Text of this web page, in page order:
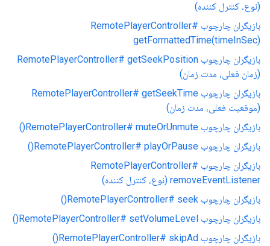
(نوع، کنترل کننده)
بازیگران چارچوب RemotePlayerController#
getFormattedTime(timeInSec)
بازیگران چارچوب RemotePlayerController# getSeekPosition
(زمان فعلی، مدت زمان)
بازیگران چارچوب RemotePlayerController# getSeekTime
(موقعیت فعلی، مدت زمان)
بازیگران چارچوب RemotePlayerController# muteOrUnmute()
بازیگران چارچوب RemotePlayerController# playOrPause()
بازیگران چارچوب RemotePlayerController#
removeEventListener (نوع، کنترل کننده)
بازیگران چارچوب RemotePlayerController# seek()
بازیگران چارچوب RemotePlayerController# setVolumeLevel()
بازیگران چارچوب RemotePlayerController# skipAd()